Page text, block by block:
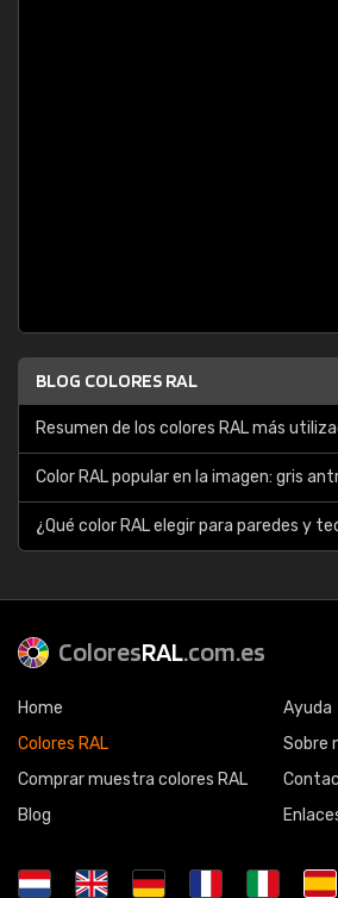
BLOG COLORES RAL
Resumen de los colores RAL más
Color RAL popular en la imagen: gris
¿Qué color RAL elegir para paredes y
ColoresRAL.com.es
Home
Colores RAL
Comprar muestra colores RAL
Blog
Ayuda
Sobre